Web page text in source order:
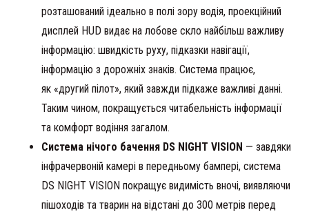
розташований ідеально в полі зору водія, проекційний
дисплей HUD видає на лобове скло найбільш важливу
інформацію: швидкість руху, підказки навігації,
інформацію з дорожніх знаків. Система працює,
як «другий пілот», який завжди підкаже важливі данні.
Таким чином, покращується читабельність інформації
та комфорт водіння загалом.
Система нічого бачення DS NIGHT VISION — завдяки
інфрачервоній камері в передньому бампері, система
DS NIGHT VISION покращує видимість вночі, виявляючи
пішоходів та тварин на відстані до 300 метрів перед